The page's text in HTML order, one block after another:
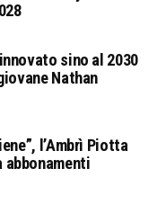
sino al 2030
Nathan
l’Ambrì Piotta
abbonamenti